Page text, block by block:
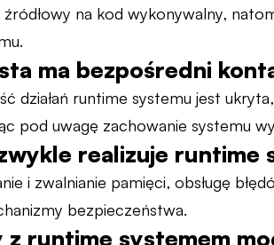
na kod wykonywalny,
ma bezpośredni
działań runtime systemu jest
pod uwagę zachowanie systemu
realizuje runtime
i zwalnianie pamięci, obsługę
bezpieczeństwa.
runtime systemem